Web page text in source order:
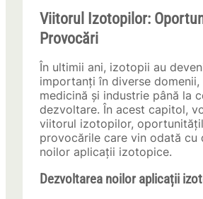
Viitorul Izotopilor:
Provocări
În ultimii ani, izotopii au
importanți în diverse domenii,
medicină și industrie până la
dezvoltare. În acest capitol,
viitorul izotopilor,
provocările care vin odată cu
noilor aplicații izotopice.
Dezvoltarea noilor aplicații